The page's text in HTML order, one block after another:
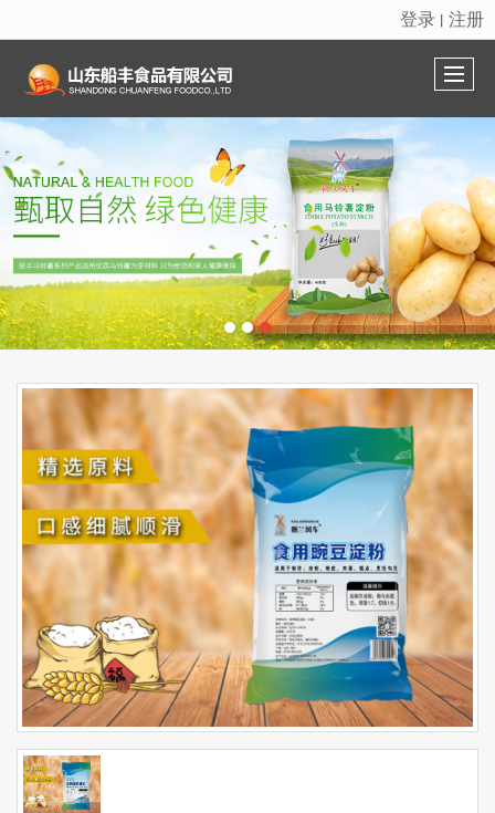
很遗憾，因您的浏览器版本过低导致无法获得最佳浏览体验，推荐下载安装谷歌浏览器！
登录 丨 注册